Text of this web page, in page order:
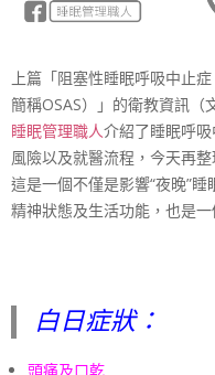
上篇「阻塞性睡眠呼吸中止
簡稱OSAS）」的衛教資訊（
睡眠管理職人介紹了睡眠呼
風險以及就醫流程，今天再
這是一個不僅是影響“夜晚”
精神狀態及生活功能，也是
白日症狀：
頭痛及口乾